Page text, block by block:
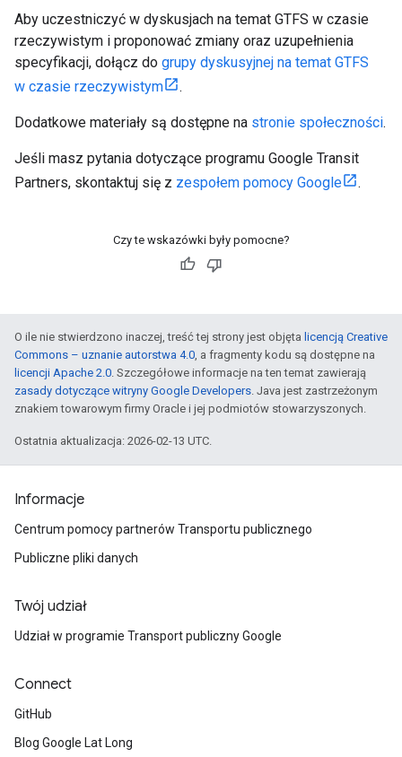
Aby uczestniczyć w dyskusjach na temat GTFS w czasie
rzeczywistym i proponować zmiany oraz uzupełnienia
specyfikacji, dołącz do grupy dyskusyjnej na temat GTFS
w czasie rzeczywistym
.
Dodatkowe materiały są dostępne na stronie społeczności.
Jeśli masz pytania dotyczące programu Google Transit
Partners, skontaktuj się z zespołem pomocy Google .
Czy te wskazówki były pomocne?
O ile nie stwierdzono inaczej, treść tej strony jest objęta licencją Creative
Commons – uznanie autorstwa 4.0, a fragmenty kodu są dostępne na
licencji Apache 2.0. Szczegółowe informacje na ten temat zawierają
zasady dotyczące witryny Google Developers. Java jest zastrzeżonym
znakiem towarowym firmy Oracle i jej podmiotów stowarzyszonych.
Ostatnia aktualizacja: 2026-02-13 UTC.
Informacje
Centrum pomocy partnerów Transportu publicznego
Publiczne pliki danych
Twój udział
Udział w programie Transport publiczny Google
Connect
GitHub
Blog Google Lat Long